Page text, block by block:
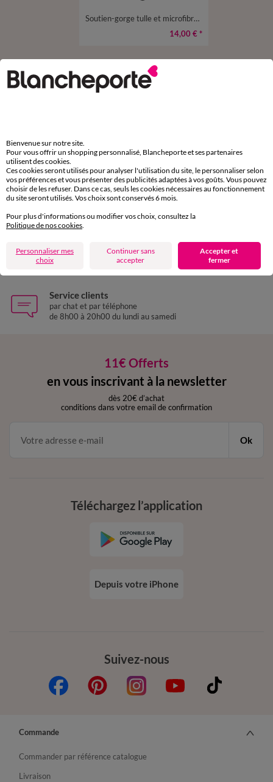
Soutien-gorge tulle et microfibre brodés forme minimiseur Antioco - avec armatures flexibles
14,00 € *
D'autres idées de Soutien-gorge avec armatures
Paiement 100% sécurisé
Payez plus tard ou en plusieurs fois
Livraison express
domicile, relais, consignes automatiques
Retours gratuits
sous 30 jours avec Mondial Relay uniquement
Service clients
par chat et par téléphone
de 8h00 à 20h00 du lundi au samedi
11€ Offerts
en vous inscrivant à la newsletter
dès 20€ d’achat
conditions dans votre email de confirmation
Ok
Suivez-nous
Téléchargez l’application
Depuis votre iPhone
Commande
Commander par référence catalogue
Livraison
Bienvenue sur notre site.
Pour vous offrir un shopping personnalisé, Blancheporte et ses partenaires
utilisent des cookies.
Ces cookies seront utilisés pour analyser l'utilisation du site, le personnaliser selon
vos préférences et vous présenter des publicités adaptées à vos goûts. Vous pouvez
choisir de les refuser. Dans ce cas, seuls les cookies nécessaires au fonctionnement
du site seront utilisés. Vos choix sont conservés 6 mois.
Pour plus d'informations ou modifier vos choix, consultez la
Politique de nos cookies
Personnaliser mes
choix
Continuer sans
accepter
Accepter et
fermer